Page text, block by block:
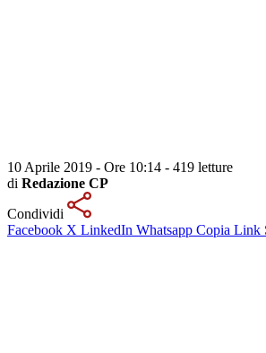
10 Aprile 2019 - Ore 10:14 - 419 letture
di Redazione CP
Condividi
Facebook X LinkedIn Whatsapp Copia Link